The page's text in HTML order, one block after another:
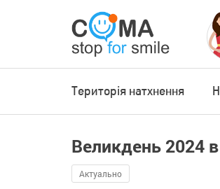
Територія натхнення
Великдень 2024 в
Актуально